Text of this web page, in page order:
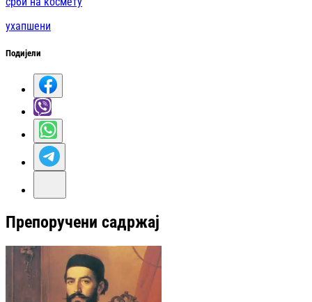
ухапшени
Подијели
Препоручени садржај